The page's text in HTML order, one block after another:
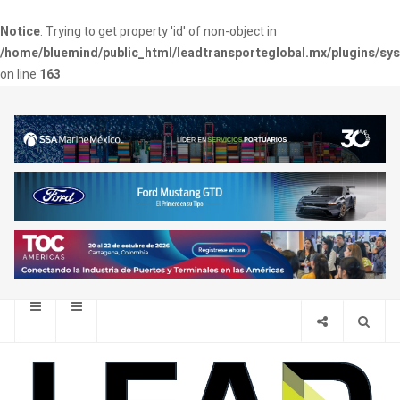
Notice: Trying to get property 'id' of non-object in
/home/bluemind/public_html/leadtransporteglobal.mx/plugins/
on line 163